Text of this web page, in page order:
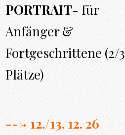
PORTRAIT- für
Anfänger &
Fortgeschrittene (2/3
Plätze)
---> 12./13. 12. 26